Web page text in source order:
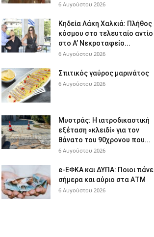
6 Αυγούστου 2026
Κηδεία Λάκη Χαλκιά: Πλήθος
κόσμου στο τελευταίο αντίο
στο Α’ Νεκροταφείο...
6 Αυγούστου 2026
Σπιτικός γαύρος μαρινάτος
6 Αυγούστου 2026
Μυστράς: Η ιατροδικαστική
εξέταση «κλειδί» για τον
θάνατο του 90χρονου που...
6 Αυγούστου 2026
e-ΕΦΚΑ και ΔΥΠΑ: Ποιοι πάνε
σήμερα και αύριο στα ΑΤΜ
6 Αυγούστου 2026